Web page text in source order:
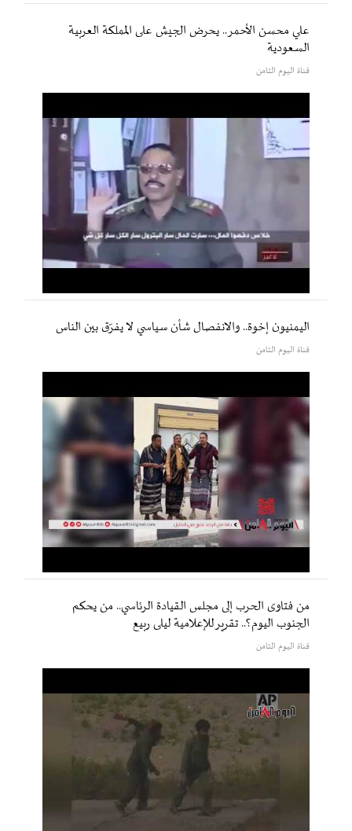
علي محسن الأحمر.. يحرض الجيش على المملكة العربية
السعودية
قناة اليوم الثامن
اليمنيون إخوة.. والانفصال شأن سياسي لا يفرّق بين الناس
قناة اليوم الثامن
من فتاوى الحرب إلى مجلس القيادة الرئاسي.. من يحكم
الجنوب اليوم؟.. تقرير للإعلامية ليلى ربيع
قناة اليوم الثامن